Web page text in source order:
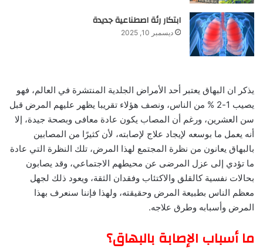
ابتكار رئة اصطناعية جديدة
ديسمبر 10, 2025
يذكر ان البهاق يعتبر أحد الأمراض الجلدية المنتشرة في العالم، فهو
يصيب 1-2 % من الناس، ونصف هؤلاء تقريبا يظهر عليهم المرض قبل
سن العشرين، ورغم أن المصاب يكون عادة معافى وبصحة جيدة، إلا
أنه يعمل ما بوسعه لإيجاد علاج لإصابته، لأن كثيرًا من المصابين
بالبهاق يعانون من نظرة المجتمع لهذا المرض، تلك النظرة التي عادة
ما تؤدي إلى عزل المرضى عن محيطهم الاجتماعي، وقد يصابون
بحالات نفسية كالقلق والاكتئاب وفقدان الثقة، ويعود ذلك لجهل
معظم الناس بطبيعة المرض وحقيقته، ولهذا فإننا سنعرف بهذا
المرض وأسبابه وطرق علاجه.
ما أسباب الإصابة بالبهاق؟